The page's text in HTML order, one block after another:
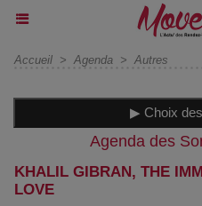
Accueil > Agenda > Autres
▶ Choix
Agenda des
KHALIL GIBRAN, THE
LOVE